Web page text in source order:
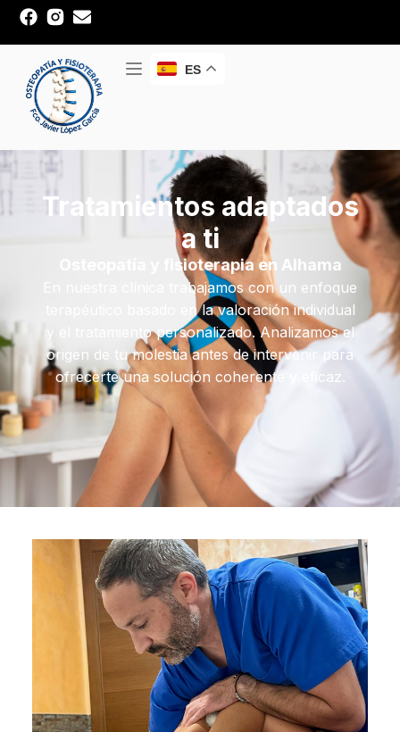
ES
Tratamientos adaptados
a ti
Osteopatía y fisioterapia en Alhama
En nuestra clínica trabajamos con un enfoque
terapéutico basado en la valoración individual
y el tratamiento personalizado. Analizamos el
origen de tu molestia antes de intervenir para
ofrecerte una solución coherente y eficaz.